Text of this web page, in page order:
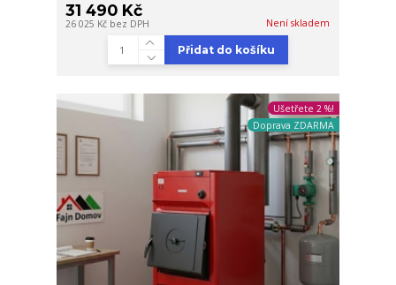
31 490 Kč
26 025 Kč bez DPH Není skladem
Přidat do košíku
Ušetřete 2 %!
Doprava ZDARMA